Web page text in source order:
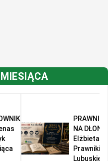
PRAWNIK
NA
Elżbieta
Lubuskiem